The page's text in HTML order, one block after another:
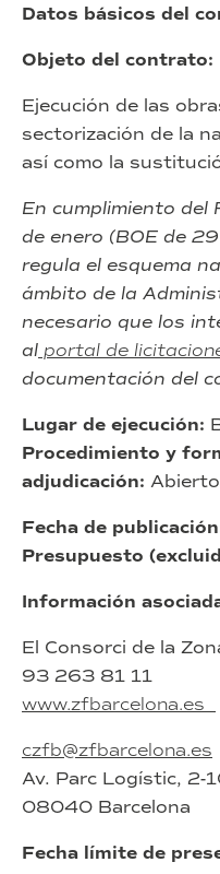
Datos básicos del
Objeto del contrato:
Ejecución de las
sectorización de la
así como la
En cumplimiento
de enero (BOE de
regula el esquema
ámbito de la
necesario que los
al portal de
documentación del
Lugar de ejecución:
Procedimiento y
adjudicación: Abierto
Fecha de
Presupuesto
Información
El Consorci de la
93 263 81 11
www.zfbarcelona.es
czfb@zfbarcelona.es
Av. Parc Logístic, 2-
08040 Barcelona
Fecha límite de